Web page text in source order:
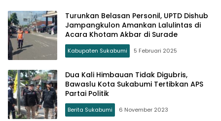
Turunkan Belasan Personil, UPTD Dishub
Jampangkulon Amankan Lalulintas di
Acara Khotam Akbar di Surade
Kabupaten Sukabumi 5 Februari 2025
Dua Kali Himbauan Tidak Digubris,
Bawaslu Kota Sukabumi Tertibkan APS
Partai Politik
Berita Sukabumi 6 November 2023